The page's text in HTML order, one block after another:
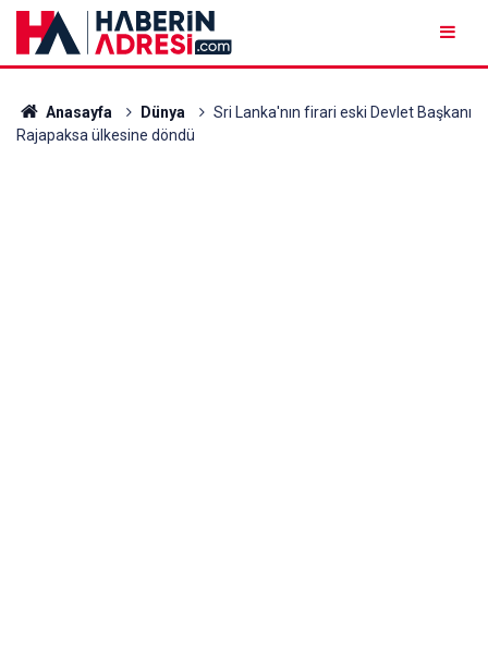
Anasayfa Dünya
Sri Lanka'nın firari eski Devlet Başkanı
Rajapaksa ülkesine döndü